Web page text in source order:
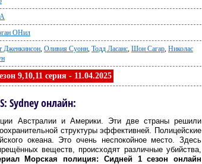
ОНил
Дженкинсон, Оливия Суонн, Тодд Ласанс, Шон Сагар, Николас
9,10,11 серия - 11.04.2025
Sydney онлайн:
Австралии и Америки. Эти две страны решили
структуры эффективней. Полицейские
океана. Это очень неспокойное место. Здесь
веществ, происходят различные убийства,
Морская полиция: Сидней 1 сезон онлайн